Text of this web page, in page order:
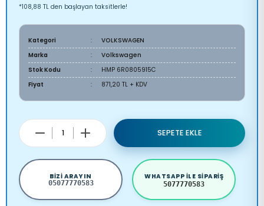
*108,88 TL den başlayan taksitlerle!
Kategori
VOLKSWAGEN
Marka
Volkswagen
Stok Kodu
HMP 6R0805915C
Fiyat
871,20 TL + KDV
SEPETE EKLE
BIZI ARAYIN
05077770583
WHATSAPP ILE SIPARIŞ
5077770583